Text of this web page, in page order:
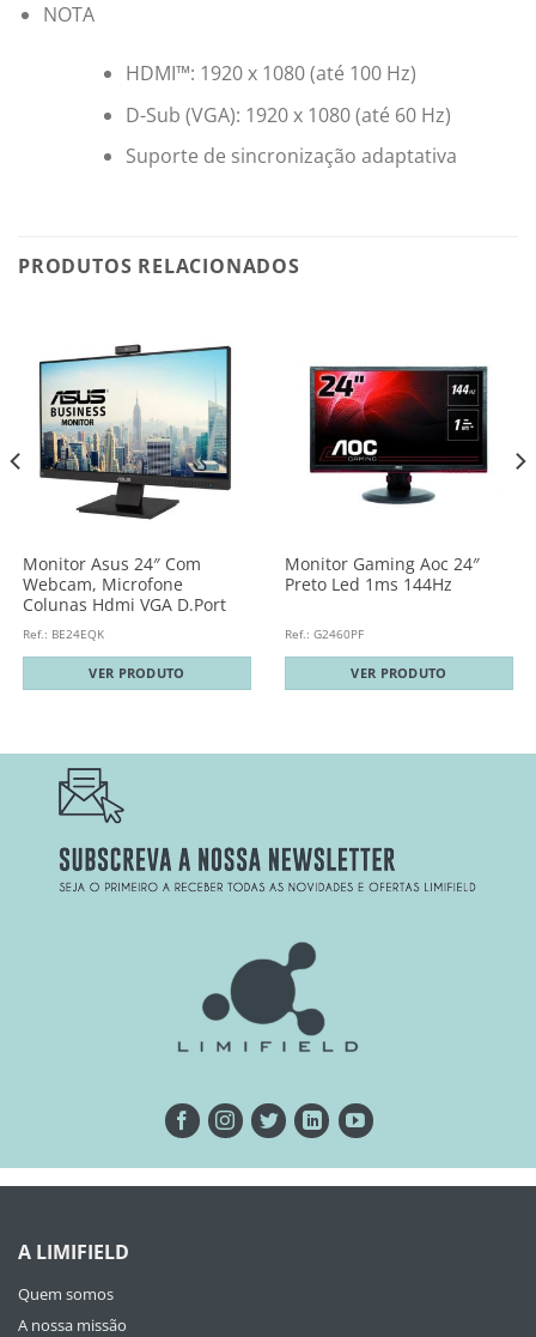
NOTA
HDMI™: 1920 x 1080 (até 100 Hz)
D-Sub (VGA): 1920 x 1080 (até 60 Hz)
Suporte de sincronização adaptativa
PRODUTOS RELACIONADOS
Monitor Asus 24″ Com
Webcam, Microfone
Colunas Hdmi VGA D.Port
Ref.: BE24EQK
VER PRODUTO
Monitor Gaming Aoc 24″
Preto Led 1ms 144Hz
Ref.: G2460PF
VER PRODUTO
A LIMIFIELD
Quem somos
A nossa missão